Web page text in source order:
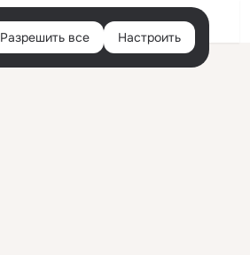
Войти
Разрешить все Настроить